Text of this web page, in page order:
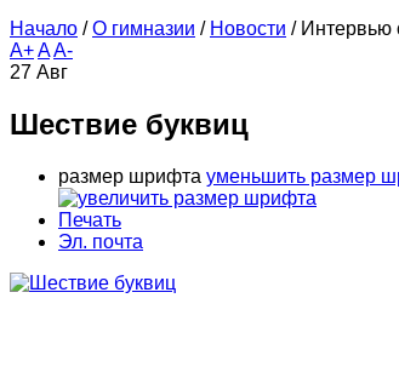
Начало / О гимназии / Новости / Интервью
A+AA-
27 Авг
Шествие буквиц
размер шрифта уменьшить размер
Печать
Эл. почта